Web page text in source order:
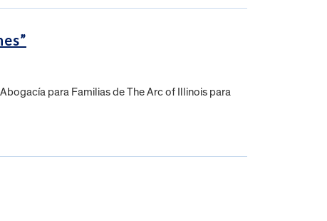
para Familias de The Arc of Illinois para